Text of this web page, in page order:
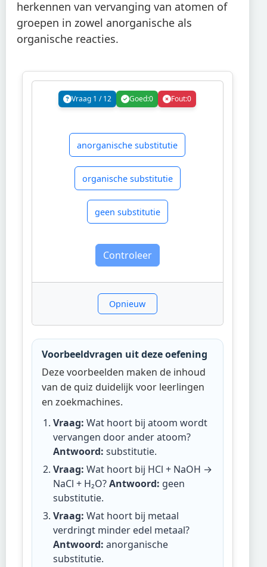
herkennen van vervanging van atomen of
groepen in zowel anorganische als
organische reacties.
Vraag 1 /12 Goed:0 Fout:0
anorganische substitutie
organische substitutie
geen substitutie
Controleer
Opnieuw
Voorbeeldvragen uit deze oefening
Deze voorbeelden maken de inhoud
van de quiz duidelijk voor leerlingen
en zoekmachines.
Vraag: Wat hoort bij atoom wordt
vervangen door ander atoom?
Antwoord: substitutie.
Vraag: Wat hoort bij HCl + NaOH →
NaCl + H₂O? Antwoord: geen
substitutie.
Vraag: Wat hoort bij metaal
verdringt minder edel metaal?
Antwoord: anorganische
substitutie.